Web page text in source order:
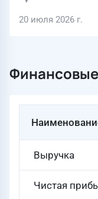
20 июля 2026 г.
Выручка
Чистая